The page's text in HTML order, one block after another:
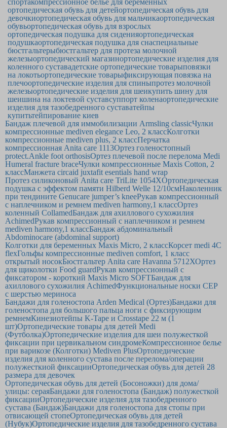
спортакомпрессионное белье для беременных
ортопедическая обувь для детейортопедическая обувь для
девочкиортопедическая обувь для мальчикаортопедическая
обувьортопедическая обувь для взрослых
ортопедическая подушка для сиденияортопедическая
подушкаортопедическая подушка для снаспециальные
бюстгальтерыбюстгальтер для протеза молочной
железыортопедический магазинортопедические изделия для
коленного суставадетские ортопедические товарыповязки
на локотьортопедические товарыфиксирующая повязка на
плечоортопедические изделия для спиныпротез молочной
железыортопедические изделия для шеикупить шину для
шеишина на локтевой суставсуппорт коленаортопедические
изделия для тазобедренного суставатейпы
купитьтейпирование киев
Бандаж плечевой для иммобилизации Armsling classicЧулки
компрессионные mediven elegance Leo, 2 классКолготки
компрессионные mediven plus, 2 классПерчатка
компрессионная Anita care 1113Ортез голеностопный
protect.Ankle foot orthosisОртез плечевой после перелома Medi
Humeral fracture braceЧулки компрессионные Maxis Cotton, 2
классМанжета circaid juxtafit esentials hand wrap
Протез силиконовый Anita care TriLite 1054XОртопедическая
подушка с эффектом памяти Hilberd Welle 12/10смНаколенник
при тендините Genucare jumper’s kneeРукав компрессионный
с наплечником и ремнем mediven harmony,1 классОртез
коленный CollamedБандаж для ахиллового сухожилия
AchimedРукав компрессионный с наплечником и ремнем
mediven harmony,1 классБандаж абдоминальный
Abdominocare (abdominal support)
Колготки для беременных Maxis Micro, 2 классКорсет medi 4C
flexГольфы компрессионные mediven comfort, 1 класс
открытый носокБюстгальтер Anita care Havanna 5712ХОртез
для щиколотки Food guardРукав компрессионный с
фиксатором - короткий Maxis Micro SOFTБандаж для
ахиллового сухожилия AchimedФункциональные носки CEP
с шерстью мериноса
Бандажи для голеностопа Arden Medical (Ортез)Бандажи для
голеностопа для большого пальца ноги с фиксирующим
ремнемКинезиотейпы K-Tape и Crosstape 22 м (1
шт)Ортопедические товары для детей Medi
(Футболка)Ортопедические изделия для шеи полужесткой
фиксации при цервикальном синдромеКомпрессионное белье
при варикозе (Колготки) Mediven PlusОртопедические
изделия для коленного сустава после перелома/операции
полужесткиой фиксацииОртопедическая обувь для детей 28
размера для девочек
Ортопедическая обувь для детей (Босоножки) для дома/
улицы: сераяБандажи для голеностопа (Бандаж) полужесткой
фиксацииОртопедические изделия для тазобедренного
сустава (Бандаж)Бандажи для голеностопа для стопы при
отвисающей стопеОртопедическая обувь для детей
(Нубук)Ортопедические изделия для тазобедренного сустава